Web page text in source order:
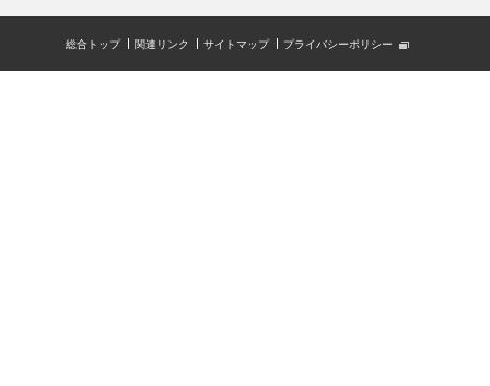
総合トップ 関連リンク サイトマップ プライバシーポリシー